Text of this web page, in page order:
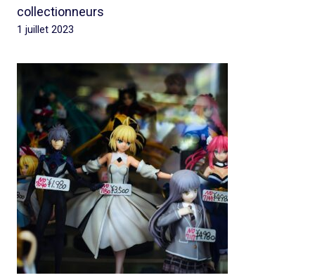
collectionneurs
1 juillet 2023